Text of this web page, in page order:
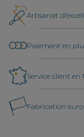
Artisanat
Paiement en
Service client en
Fabrication